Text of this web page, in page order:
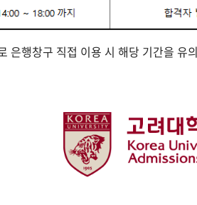
은행창구 직접 이용 시 해당 기간을 유